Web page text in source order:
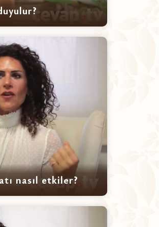
nasıl etkiler?